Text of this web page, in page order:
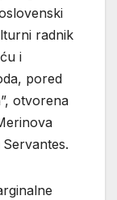
radnik
i
pored
otvorena